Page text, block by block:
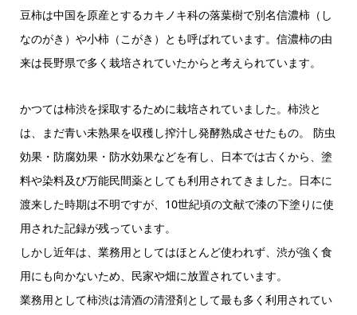
豆柿は中国を原産とするカキノキ科の落葉樹で別名信濃柿（し
なのがき）や小柿（こがき）とも呼ばれています。信濃柿の由
来は長野県で多く栽培されていたからと考えられています。
かつては柿渋を採取するために栽培されていました。柿渋と
は、まだ青い未熟果を収穫し搾汁し発酵熟成させたもの。 防虫
効果・防腐効果・防水効果などを有し、日本では古くから、塗
料や染料及び万能民間薬としても利用されてきました。日本に
渡来した時期は不明ですが、10世紀頃の文献で漆の下塗りに使
用された記録が残っています。
しかし近年は、業務用としてはほとんど使われず、渋が強く食
用にも向かないため、民家や畑に放置されています。
業務用として柿渋は清酒の清澄剤として最も多く利用されてい